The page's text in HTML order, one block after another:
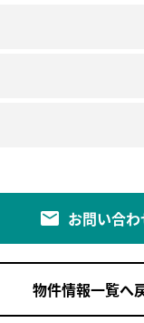
お問い合わ
物件情報一覧へ